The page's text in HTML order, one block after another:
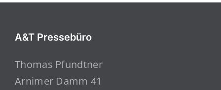
A&T Pressebüro
Thomas Pfundtner
Arnimer Damm 41